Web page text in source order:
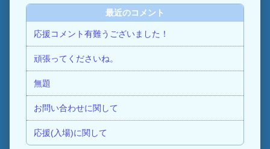
最近のコメント
応援コメント有難うございました！
頑張ってくださいね。
無題
お問い合わせに関して
応援(入場)に関して